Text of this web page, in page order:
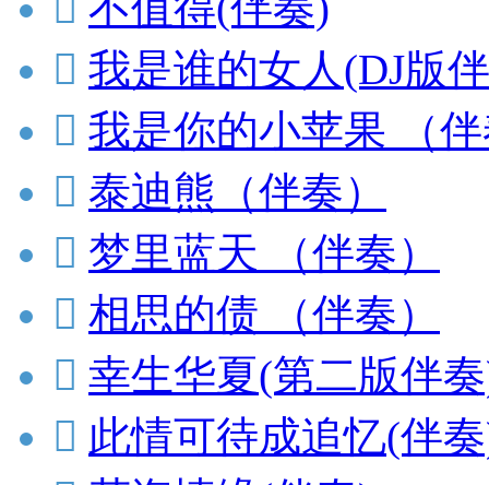
 我是谁的女人(DJ版
 我是你的小苹果 （
 泰迪熊（伴奏）
 梦里蓝天 （伴奏）
 相思的债 （伴奏）
 幸生华夏(第二版伴
 此情可待成追忆(伴